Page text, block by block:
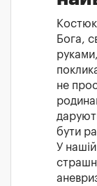
Бога,
не
бути
У